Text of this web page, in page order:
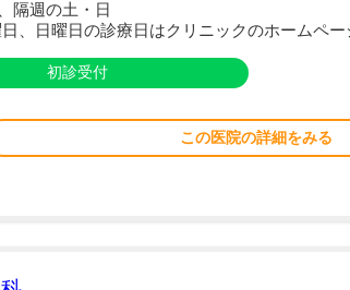
隔週の土・日
、日曜日の診療日はクリニックのホームペー
初診受付
この医院の詳細をみる